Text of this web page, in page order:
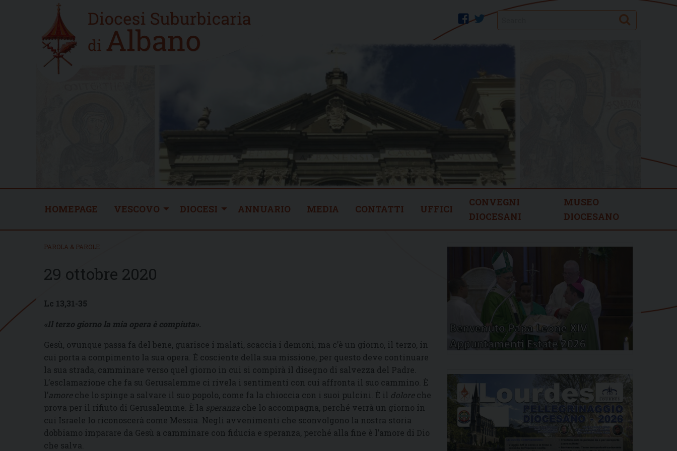
Home
new
twitter
facebook Search
HOMEPAGE VESCOVO DIOCESI ANNUARIO MEDIA CONTATTI UFFICI
CONVEGNI
DIOCESANI
MUSEO
DIOCESANO
PAROLA & PAROLE
29 ottobre 2020
Lc 13,31-35
«Il terzo giorno la mia opera è compiuta»
Gesù, ovunque passa fa del bene, guarisce i malati, scaccia i demoni, ma c’è un giorno, il terzo, in
cui porta a compimento la sua opera. È cosciente della sua missione, per questo deve continuare
la sua strada, camminare verso quel giorno in cui si compirà il disegno di salvezza del Padre.
L’esclamazione che fa su Gerusalemme ci rivela i sentimenti con cui affronta il suo cammino. È
l’amoreche lo spinge a salvare il suo popolo, come fa la chioccia con i suoi pulcini. È il doloreche
prova per il rifiuto di Gerusalemme. È la speranza che lo accompagna, perché verrà un giorno in
cui Israele lo riconoscerà come Messia. Negli avvenimenti che sconvolgono la nostra storia
dobbiamo imparare da Gesù a camminare con fiducia e speranza, perché alla fine è l’amore di Dio
che salva.